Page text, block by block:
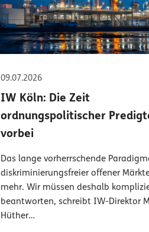
09.07.2026
IW Köln: Die Zeit
ordnungspolitischer
vorbei
Das lange vorherrschende
diskriminierungsfreier offener
mehr. Wir müssen deshalb
beantworten, schreibt IW-Direktor
Hüther…